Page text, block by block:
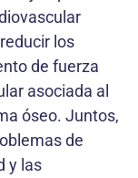
los
de fuerza
asociada al
óseo. Juntos,
de
y las